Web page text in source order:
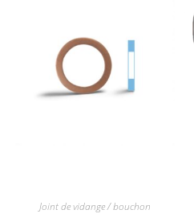
Joint de vidange / bouchon